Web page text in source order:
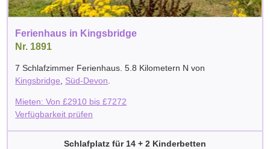
Ferienhaus in Kingsbridge
Nr. 1891
7 Schlafzimmer Ferienhaus. 5.8 Kilometern N von
Kingsbridge
Süd-Devon
Mieten: Von£2910 bis£7272
Verfügbarkeit prüfen
Schlafplatz für 14 + 2 Kinderbetten